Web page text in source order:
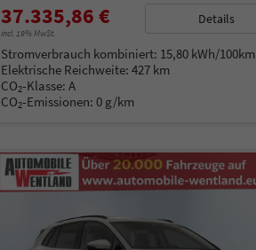
37.335,86 €
incl. 19% MwSt.
Details
Stromverbrauch kombiniert: 15,80 kWh/100km
Elektrische Reichweite: 427 km
CO2-Klasse: A
CO2-Emissionen:0 g/km